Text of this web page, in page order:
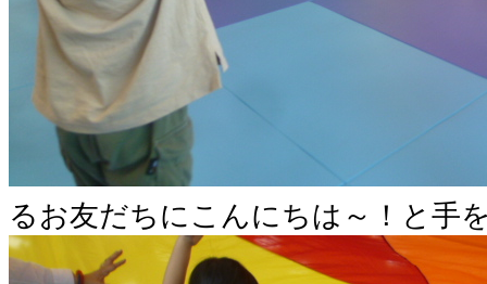
るお友だちにこんにちは～！と手